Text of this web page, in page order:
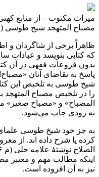
میراث مکتوب – از منابع
مصباح المتهجد شیخ طوسی (م ۴۶۰)
ظاهراً برخی از شاگردان و
که کتابی بنویسد و عبادات
بدون فروعات فقهی در آن
پاسخ به تقاضای آنان
شیخ طوسی به تلخیص این
را در تلخیص مصباح
المصباح» و «مصباح
به زودی چاپ می‌شود.
به جز خود شیخ طوسی علمای
کرده یا شرح داده اند. از
اینکه مطالب مهم و معتبر
نیز به آن افزوده است.